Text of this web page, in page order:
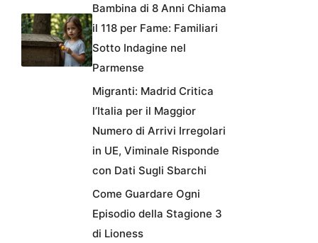
Bambina di 8 Anni Chiama
il 118 per Fame: Familiari
Sotto Indagine nel
Parmense
Migranti: Madrid Critica
l’Italia per il Maggior
Numero di Arrivi Irregolari
in UE, Viminale Risponde
con Dati Sugli Sbarchi
Come Guardare Ogni
Episodio della Stagione 3
di Lioness